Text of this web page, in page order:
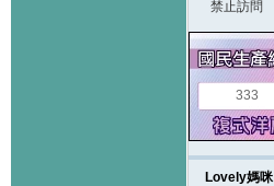
禁止訪問
333
Lovely媽咪